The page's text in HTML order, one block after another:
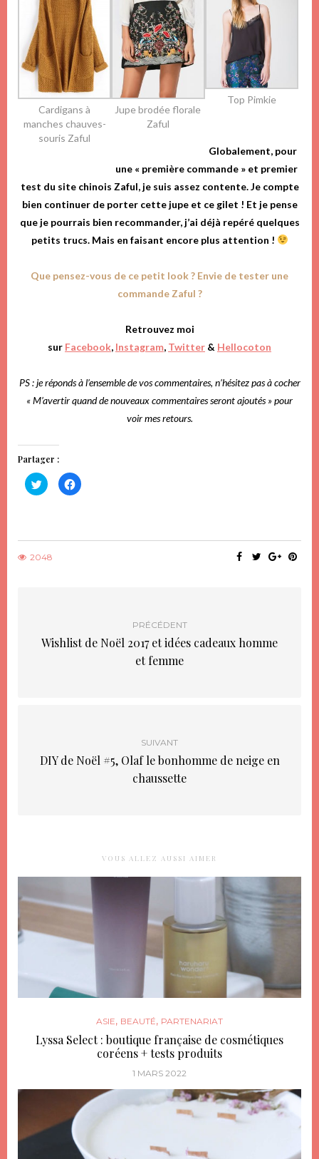
Cardigans à
manches chauves-
souris Zaful
Jupe brodée florale
Zaful
Top Pimkie
Globalement, pour
une « première commande » et premier
test du site chinois Zaful, je suis assez contente. Je compte
bien continuer de porter cette jupe et ce gilet ! Et je pense
que je pourrais bien recommander, j’ai déjà repéré quelques
petits trucs. Mais en faisant encore plus attention !
Que pensez-vous de ce petit look ? Envie de tester une
commande Zaful ?
Retrouvez moi
sur Facebook, Instagram, Twitter & Hellocoton
PS : je réponds à l’ensemble de vos commentaires, n’hésitez pas à cocher
« M’avertir quand de nouveaux commentaires seront ajoutés » pour
voir mes retours.
Partager :
Cliquez
pour
partager
nouvelle
Cliquez
pour
nouvelle
2048
PRÉCÉDENT
Wishlist de Noël 2017 et idées cadeaux homme
et femme
SUIVANT
DIY de Noël #5, Olaf le bonhomme de neige en
chaussette
VOUS ALLEZ AUSSI AIMER
ASIE, BEAUTÉ, PARTENARIAT
Lyssa Select : boutique française de cosmétiques
coréens + tests produits
1 MARS 2022